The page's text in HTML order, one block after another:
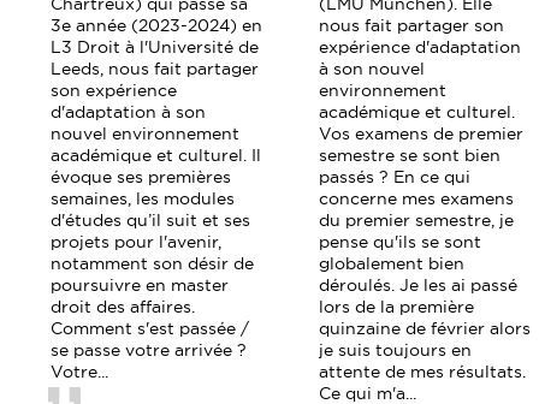
3e année (2023-2024) en
L3 Droit à l'Université de
Leeds, nous fait partager
son expérience
d'adaptation à son
nouvel environnement
académique et culturel. Il
évoque ses premières
semaines, les modules
d'études qu’il suit et ses
projets pour l'avenir,
notamment son désir de
poursuivre en master
droit des affaires.
Comment s'est passée /
se passe votre arrivée ?
Votre...
nous fait partager son
expérience d'adaptation
à son nouvel
environnement
académique et culturel.
Vos examens de premier
semestre se sont bien
passés ? En ce qui
concerne mes examens
du premier semestre, je
pense qu'ils se sont
globalement bien
déroulés. Je les ai passé
lors de la première
quinzaine de février alors
je suis toujours en
attente de mes résultats.
Ce qui m'a...